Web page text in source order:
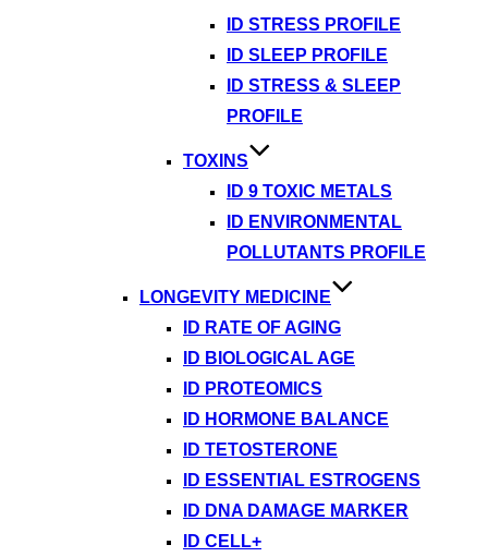
ID STRESS PROFILE
ID SLEEP PROFILE
ID STRESS & SLEEP
PROFILE
TOXINS
ID 9 TOXIC METALS
ID ENVIRONMENTAL
POLLUTANTS PROFILE
LONGEVITY MEDICINE
ID RATE OF AGING
ID BIOLOGICAL AGE
ID PROTEOMICS
ID HORMONE BALANCE
ID TETOSTERONE
ID ESSENTIAL ESTROGENS
ID DNA DAMAGE MARKER
ID CELL+